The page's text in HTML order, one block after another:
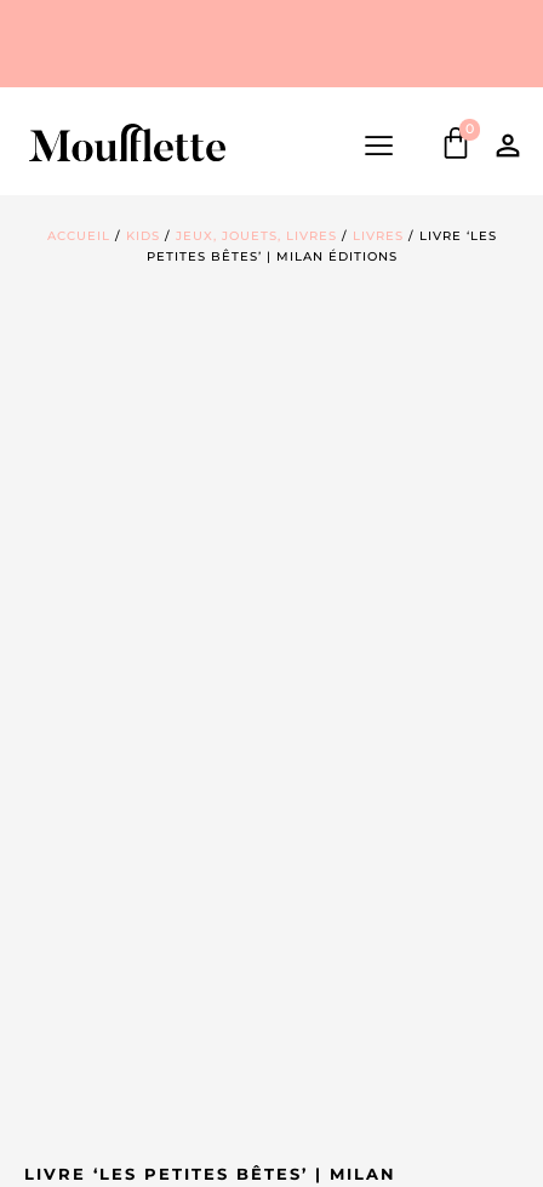
0
ACCUEIL / KIDS / JEUX, JOUETS, LIVRES / LIVRES / LIVRE ‘LES
PETITES BÊTES’ | MILAN ÉDITIONS
LIVRE ‘LES PETITES BÊTES’ | MILAN